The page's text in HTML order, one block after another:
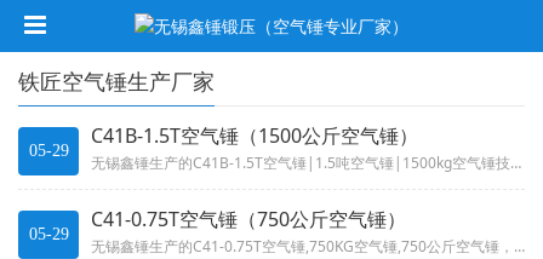
铁匠空气锤生产厂家
05-29
C41B-1.5T空气锤（1500公斤空气锤）
无锡鑫锤生产的C41B-1.5T空气锤|1.5吨空气锤|1500kg空气锤技术参数声低、结构合理、操作方便,打击能量45...
05-29
C41-0.75T空气锤（750公斤空气锤）
无锡鑫锤生产的C41-0.75T空气锤,750KG空气锤,750公斤空气锤，750千克空气锤技术参数噪声低、结构合理、操...